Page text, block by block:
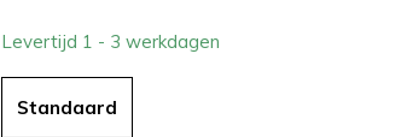
Levertijd 1 - 3 werkdagen
Standaard